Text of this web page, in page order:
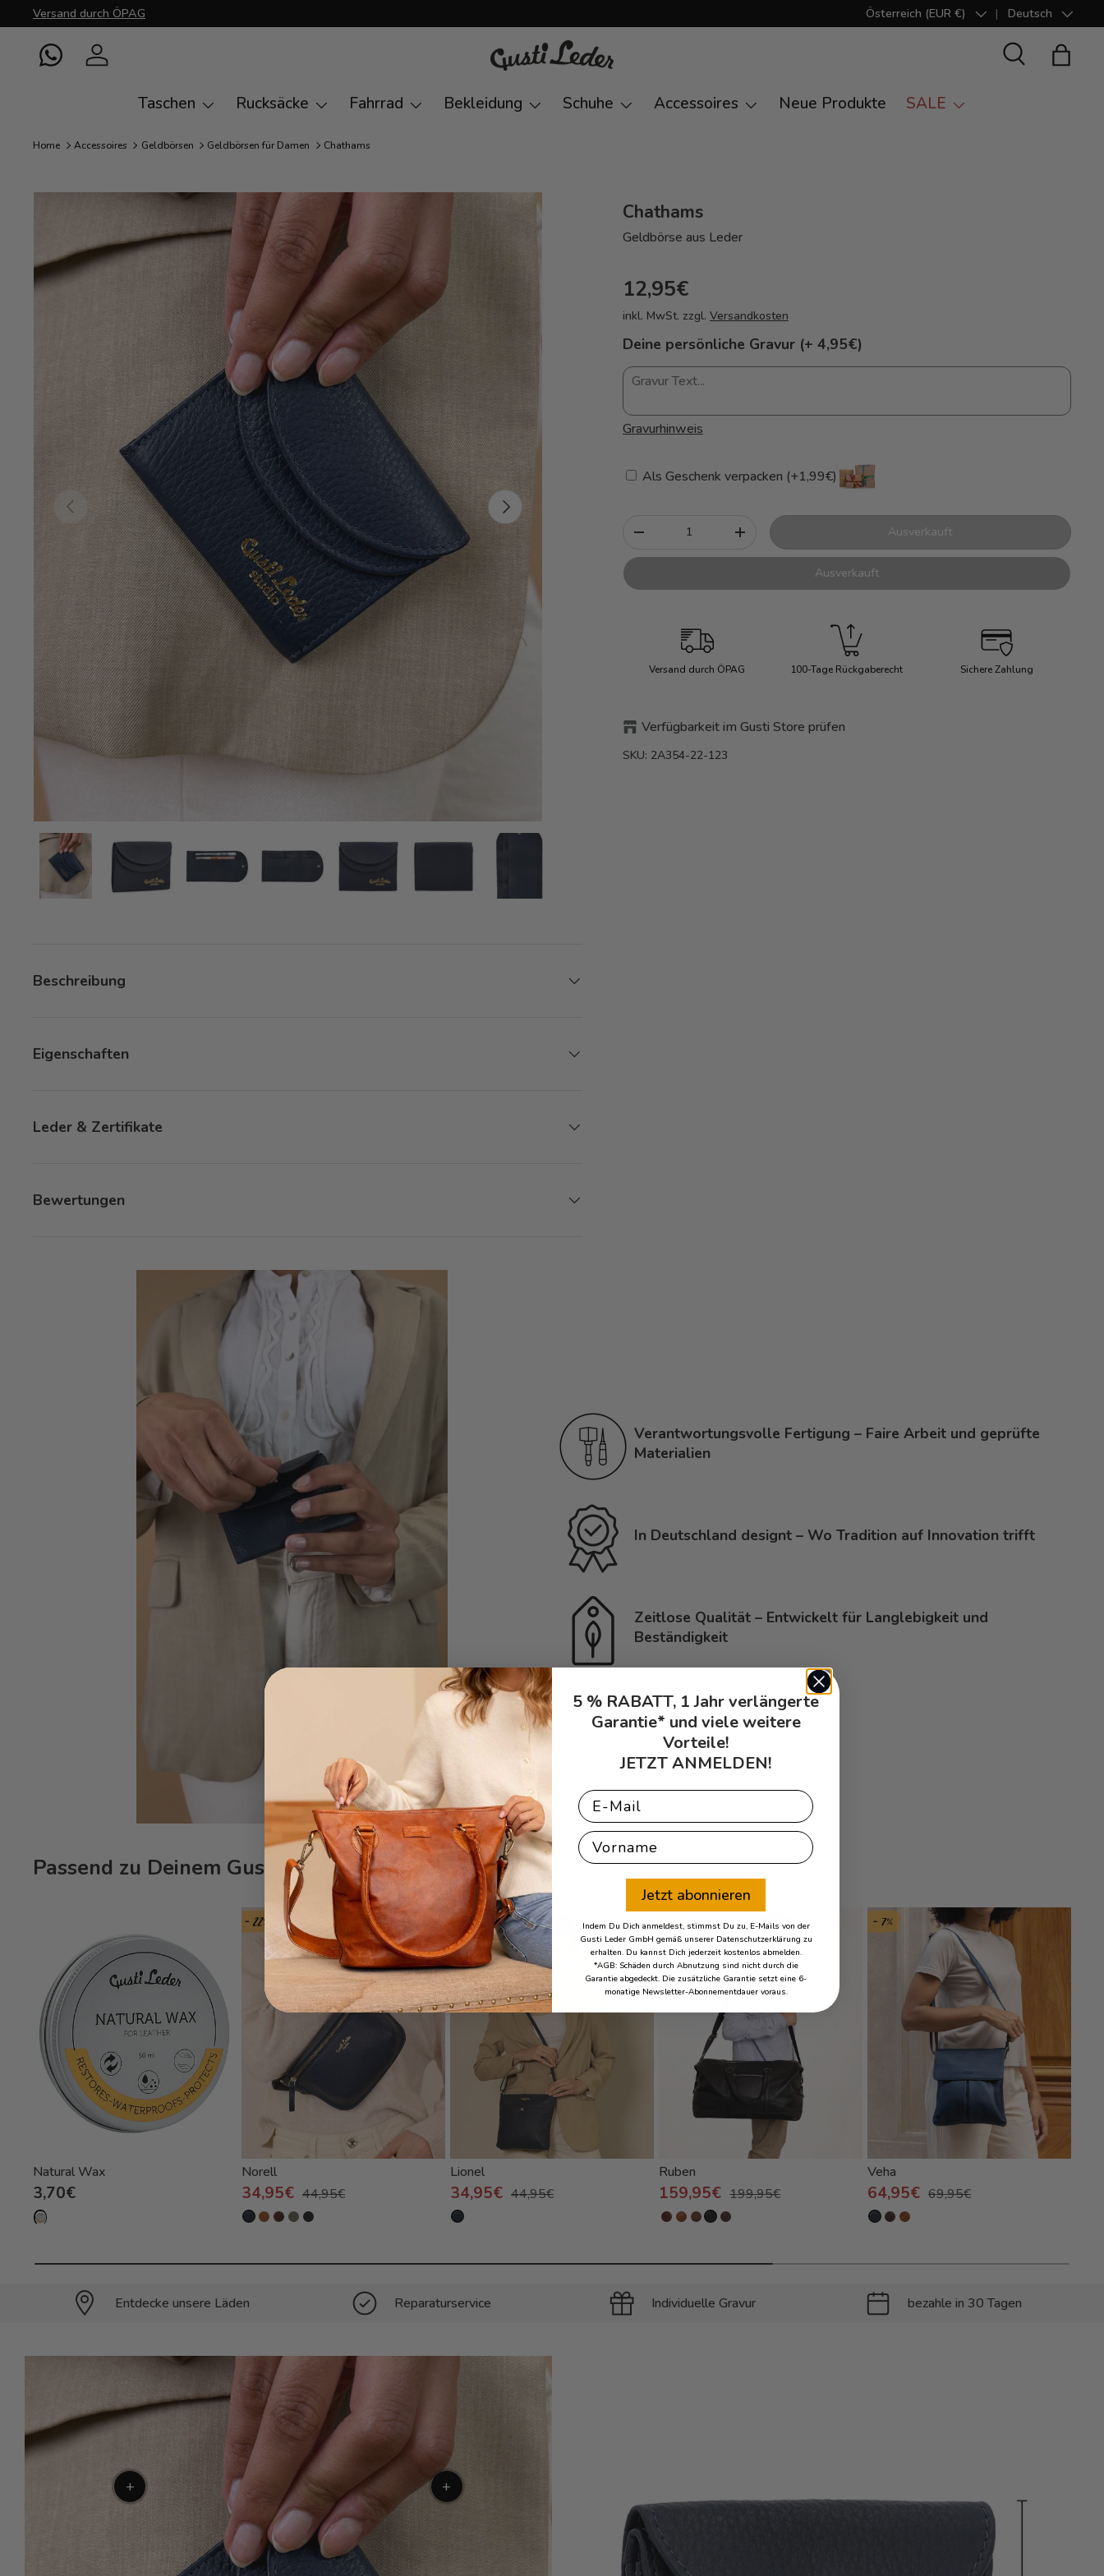
Direkt zum Inhalt
Versand durch ÖPAG Land/Region
Österreich (EUR €) SpracheDeutsch
WhatsAppEinloggen Suche
Taschen Rucksäcke Fahrrad Bekleidung Schuhe Accessoires Neue Produkte SALE
Home Accessoires Geldbörsen Geldbörsen für Damen Chathams
Vorherige Nächste
Chathams
Geldbörse aus Leder
12,95€
inkl. MwSt. zzgl. Versandkosten
Deine persönliche Gravur (+ 4,95€)
Gravurhinweis
Als Geschenk verpacken (+1,99€)
-
+ Ausverkauft
Ausverkauft
Versand durch ÖPAG 100-Tage Rückgaberecht Sichere Zahlung
Verfügbarkeit im Gusti Store prüfen
SKU: 2A354-22-123
Beschreibung
Eigenschaften
Leder & Zertifikate
Bewertungen
Verantwortungsvolle Fertigung – Faire Arbeit und geprüfte
Materialien
In Deutschland designt – Wo Tradition auf Innovation trifft
Zeitlose Qualität – Entwickelt für Langlebigkeit und
Beständigkeit
Passend zu Deinem Gusti Produkt Chathams
Natural Wax
3,70€
- 22%
Norell
34,95€ 44,95€
- 22%
Lionel
34,95€ 44,95€
- 20%
Ruben
159,95€ 199,95€
- 7%
Veha
64,95€ 69,95€
Entdecke unsere Läden Reparaturservice Individuelle Gravur bezahle in 30 Tagen
+ +
5 % RABATT, 1 Jahr verlängerte
Garantie* und viele weitere
Vorteile!
JETZT ANMELDEN!
Email
First Name
Jetzt abonnieren
Indem Du Dich anmeldest, stimmst Du zu, E-Mails von der
Gusti Leder GmbH gemäß unserer Datenschutzerklärung zu
erhalten. Du kannst Dich jederzeit kostenlos abmelden.
*AGB: Schäden durch Abnutzung sind nicht durch die
Garantie abgedeckt. Die zusätzliche Garantie setzt eine 6-
monatige Newsletter-Abonnementdauer voraus.